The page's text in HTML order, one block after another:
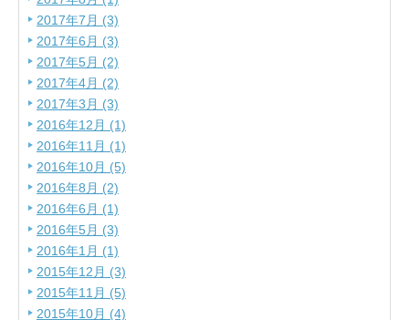
2017年7月 (3)
2017年6月 (3)
2017年5月 (2)
2017年4月 (2)
2017年3月 (3)
2016年12月 (1)
2016年11月 (1)
2016年10月 (5)
2016年8月 (2)
2016年6月 (1)
2016年5月 (3)
2016年1月 (1)
2015年12月 (3)
2015年11月 (5)
2015年10月 (4)